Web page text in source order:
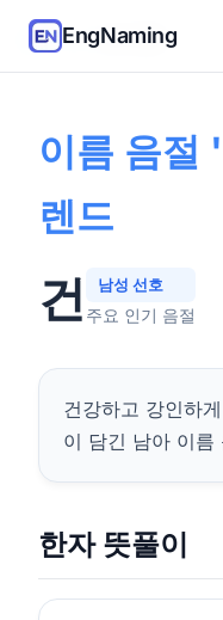
EngNaming
홈/가이드/'건' 의미
이름 음
렌드
건 남성 선호
주요 인기 음절
건강하고 강인하
이 담긴 남아 이름
한자 뜻풀이